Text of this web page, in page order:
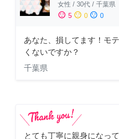
女性 / 30代 / 千葉県
sentiment_satisfied 5 sentiment_neutral 0 sentiment_dissatisfied 0
あなた、損してます！モ
くないですか？
千葉県
とても丁寧に親身になっ